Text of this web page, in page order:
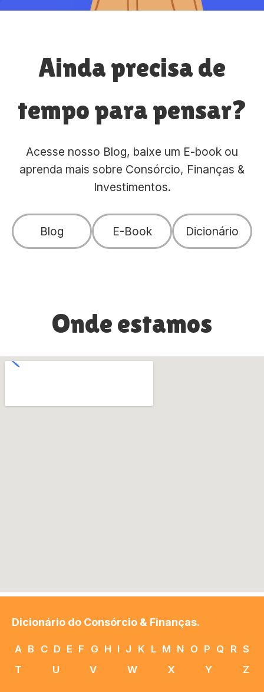
Ainda precisa de
tempo para pensar?
Acesse nosso Blog, baixe um E-book ou
aprenda mais sobre Consórcio, Finanças &
Investimentos.
Blog E-Book Dicionário
Onde estamos
Dicionário do Consórcio & Finanças.
A B C D E F G H I J K L M N O P Q R S
T
U V W X Y Z